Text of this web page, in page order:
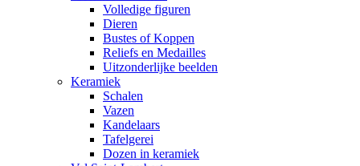
Volledige figuren
Dieren
Bustes of Koppen
Reliefs en Medailles
Uitzonderlijke beelden
Keramiek
Schalen
Vazen
Kandelaars
Tafelgerei
Dozen in keramiek